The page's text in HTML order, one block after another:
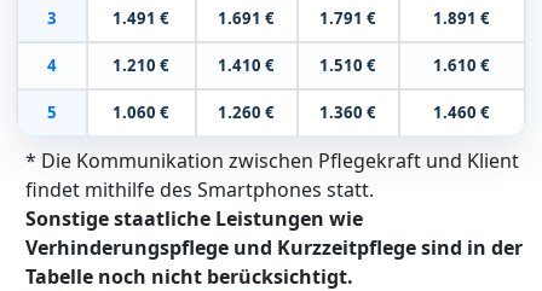
3 1.491 € 1.691 € 1.791 € 1.891 €
4 1.210 € 1.410 € 1.510 € 1.610 €
5 1.060 € 1.260 € 1.360 € 1.460 €
* Die Kommunikation zwischen Pflegekraft und Klient
findet mithilfe des Smartphones statt.
Sonstige staatliche Leistungen wie
Verhinderungspflege und Kurzzeitpflege sind in der
Tabelle noch nicht berücksichtigt.